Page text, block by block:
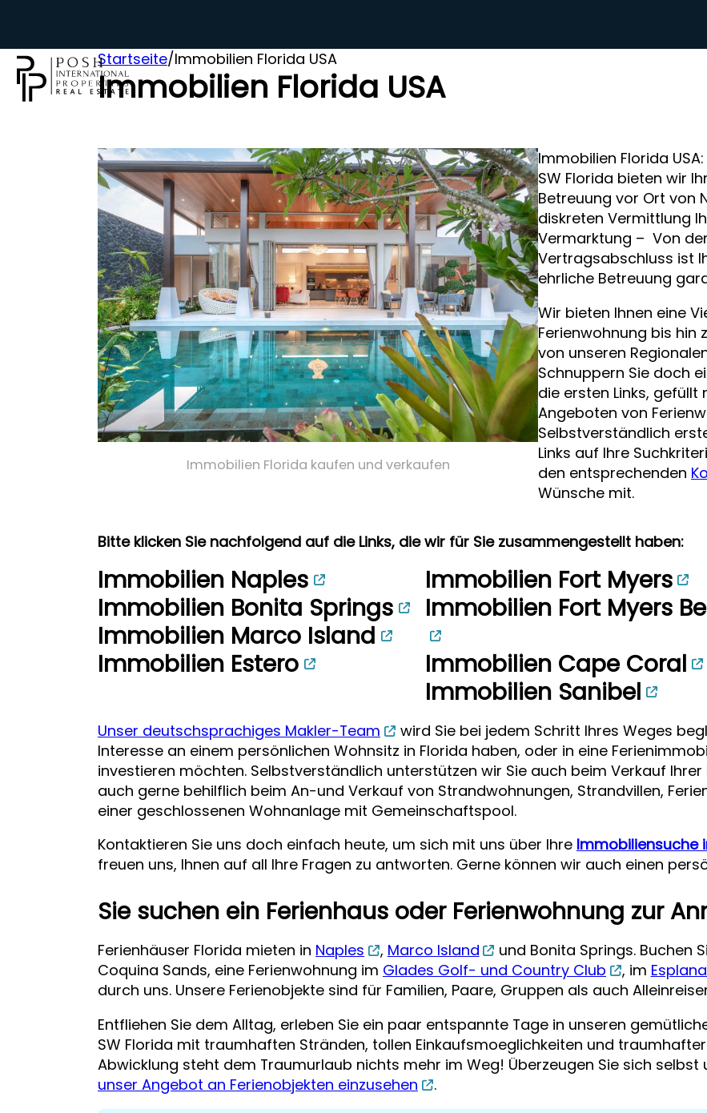
Startseite/Immobilien Florida USA
Immobilien Florida USA
Immobilien Florida kaufen und verkaufen
Immobilien Florida
SW Florida bieten wir
Betreuung vor Ort von
diskreten Vermittlung
Vermarktung – Von
Vertragsabschluss ist
ehrliche Betreuung
Wir bieten Ihnen eine
Ferienwohnung bis hin
von unseren
Schnuppern Sie doch
die ersten Links,
Angeboten von
Selbstverständlich
Links auf Ihre
den entsprechenden
Wünsche mit.
Bitte klicken Sie nachfolgend auf die Links, die wir für Sie zusammengestellt haben:
Immobilien Naples
Immobilien Bonita Springs
Immobilien Marco Island
Immobilien Estero
Immobilien Fort Myers
Immobilien Fort Myers
Immobilien Cape Coral
Immobilien Sanibel
Unser deutschsprachiges Makler-Team
wird Sie bei jedem Schritt Ihres Weges
Interesse an einem persönlichen Wohnsitz in Florida haben, oder in eine
investieren möchten. Selbstverständlich unterstützen wir Sie auch beim Verkauf Ihrer
auch gerne behilflich beim An-und Verkauf von Strandwohnungen, Strandvillen,
einer geschlossenen Wohnanlage mit Gemeinschaftspool.
Kontaktieren Sie uns doch einfach heute, um sich mit uns über Ihre Immobiliensuche
freuen uns, Ihnen auf all Ihre Fragen zu antworten. Gerne können wir auch einen
Sie suchen ein Ferienhaus oder Ferienwohnung zur
Ferienhäuser Florida mieten in Naples , Marco Island und Bonita Springs. Buchen
Coquina Sands, eine Ferienwohnung im Glades Golf- und Country Club , im
durch uns. Unsere Ferienobjekte sind für Familien, Paare, Gruppen als auch
Entfliehen Sie dem Alltag, erleben Sie ein paar entspannte Tage in unseren
SW Florida mit traumhaften Stränden, tollen Einkaufsmoeglichkeiten und
Abwicklung steht dem Traumurlaub nichts mehr im Weg! Überzeugen Sie sich selbst
unser Angebot an Ferienobjekten einzusehen
.